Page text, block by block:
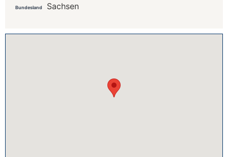
Bundesland Sachsen